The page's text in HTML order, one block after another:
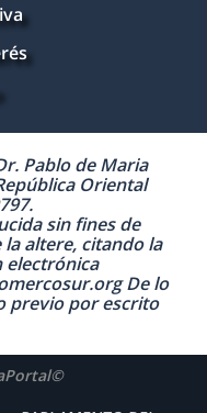
Pablo de Maria
Oriental
sin fines de
altere, citando la
electrónica
De lo
previo por escrito